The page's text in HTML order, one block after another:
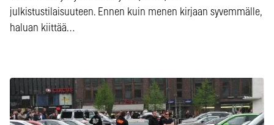
julkistustilaisuuteen. Ennen kuin menen kirjaan syvemmälle,
haluan kiittää…